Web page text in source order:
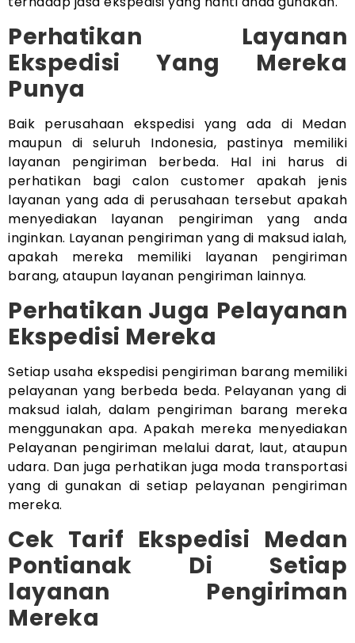
Perhatikan Layanan
Ekspedisi Yang Mereka
Punya
Baik perusahaan ekspedisi yang ada di Medan
maupun di seluruh Indonesia, pastinya memiliki
layanan pengiriman berbeda. Hal ini harus di
perhatikan bagi calon customer apakah jenis
layanan yang ada di perusahaan tersebut apakah
menyediakan layanan pengiriman yang anda
inginkan. Layanan pengiriman yang di maksud ialah,
apakah mereka memiliki layanan pengiriman
barang, ataupun layanan pengiriman lainnya.
Perhatikan Juga Pelayanan
Ekspedisi Mereka
Setiap usaha ekspedisi pengiriman barang memiliki
pelayanan yang berbeda beda. Pelayanan yang di
maksud ialah, dalam pengiriman barang mereka
menggunakan apa. Apakah mereka menyediakan
Pelayanan pengiriman melalui darat, laut, ataupun
udara. Dan juga perhatikan juga moda transportasi
yang di gunakan di setiap pelayanan pengiriman
mereka.
Cek Tarif Ekspedisi Medan
Pontianak Di Setiap
layanan Pengiriman
Mereka